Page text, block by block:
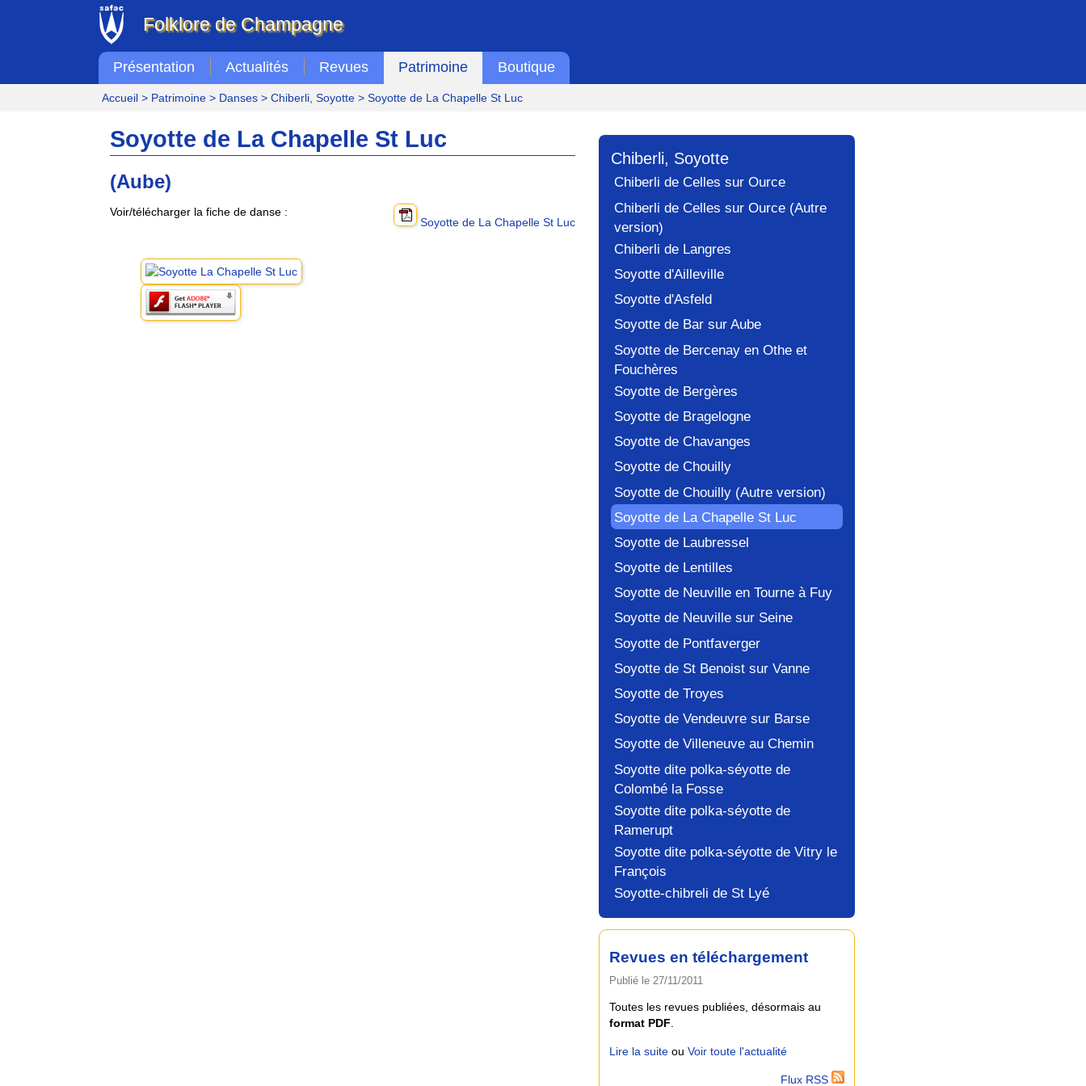
Folklore de Champagne
Présentation Actualités Revues Patrimoine Boutique
Accueil> Patrimoine> Danses> Chiberli, Soyotte> Soyotte de La Chapelle St Luc
Soyotte de La Chapelle St Luc
(Aube)
Soyotte de La Chapelle St Luc
Voir/télécharger la fiche de danse :
Chiberli, Soyotte
Chiberli de Celles sur Ource
Chiberli de Celles sur Ource (Autre
version)
Chiberli de Langres
Soyotte d'Ailleville
Soyotte d'Asfeld
Soyotte de Bar sur Aube
Soyotte de Bercenay en Othe et
Fouchères
Soyotte de Bergères
Soyotte de Bragelogne
Soyotte de Chavanges
Soyotte de Chouilly
Soyotte de Chouilly (Autre version)
Soyotte de La Chapelle St Luc
Soyotte de Laubressel
Soyotte de Lentilles
Soyotte de Neuville en Tourne à Fuy
Soyotte de Neuville sur Seine
Soyotte de Pontfaverger
Soyotte de St Benoist sur Vanne
Soyotte de Troyes
Soyotte de Vendeuvre sur Barse
Soyotte de Villeneuve au Chemin
Soyotte dite polka-séyotte de
Colombé la Fosse
Soyotte dite polka-séyotte de
Ramerupt
Soyotte dite polka-séyotte de Vitry le
François
Soyotte-chibreli de St Lyé
Revues en téléchargement
Publié le 27/11/2011
Toutes les revues publiées, désormais au
format PDF.
Lire la suiteou Voir toute l'actualité
Flux RSS